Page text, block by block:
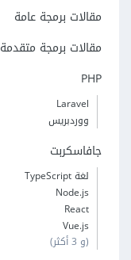
مقالات برمجة عامة
مقالات برمجة متقدمة
PHP
Laravel
ووردبريس
جافاسكربت
لغة TypeScript
Node.js
React
Vue.js
(و 3 أكثر)